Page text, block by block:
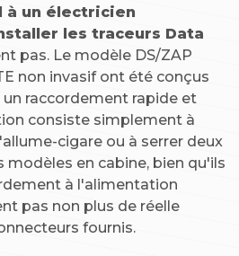
à un électricien
les traceurs Data
pas. Le modèle DS/ZAP
non invasif ont été conçus
raccordement rapide et
consiste simplement à
cigare ou à serrer deux
modèles en cabine, bien qu'ils
à l'alimentation
pas non plus de réelle
fournis.